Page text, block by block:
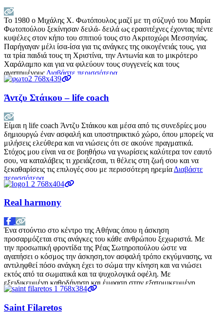
Το 1980 ο Μιχάλης Χ. Φωτόπουλος μαζί με τη σύζυγό του Μαρία
Φωτοπούλου ξεκίνησαν δειλά- δειλά ως ερασιτέχνες έχοντας πέντε
κυψέλες στον κήπο του σπιτιού τους στο Ακριτοχώρι Μεσσηνίας.
Παρήγαγαν μέλι ίσα-ίσα για τις ανάγκες της οικογένειάς τους, για
τα τρία παιδιά τους τη Χριστίνα, την Αντωνία και το μικρότερο
Χαράλαμπο και για να φιλεύουν τους συγγενείς και τους
αγαπημένους Διαβάστε περισσότερα…
Άντζυ Στάικου – life coach
Είμαι η life coach Άντζυ Στάικου και μέσα από τις συνεδρίες μου
δημιουργώ έναν ασφαλή και υποστηρικτικό χώρο, όπου μπορείς να
μιλήσεις ελεύθερα και να νιώσεις ότι σε ακούνε πραγματικά.
Στόχος μου είναι να σε βοηθήσω να γνωρίσεις καλύτερα τον εαυτό
σου, να καταλάβεις τι χρειάζεσαι, τι θέλεις στη ζωή σου και να
ξεκαθαρίσεις τις επιλογές σου με περισσότερη ηρεμία Διαβάστε
περισσότερα…
Real harmony
Ένα στούντιο στο κέντρο της Αθήνας όπου η άσκηση
προσαρμόζεται στις ανάγκες του κάθε ανθρώπου ξεχωριστά. Με
την προσωπική φροντίδα της Ρέας Σωτηροπούλου ώστε να
αγαπήσει ο κόσμος την άσκηση,τον ασφαλή τρόπο εκγύμνασης, να
αντιληφθεί πόσο ανάγκη έχει το σώμα την κίνηση και να νιώσει
εκτός από τα σωματικά και τα ψυχολογικά οφέλη. Με
εξειδικευμένη καθοδήγηση και έμφαση στην εξατομικευμένη
Διαβάστε περισσότερα…
Saint Filaretos